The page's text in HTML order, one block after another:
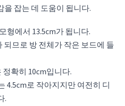
을 잡는 데 도움이 됩니다.
형에서 13.5cm가 됩니다.
되므로 방 전체가 작은 보드에 들
확히 10cm입니다.
4.5cm로 작아지지만 여전히 디
.